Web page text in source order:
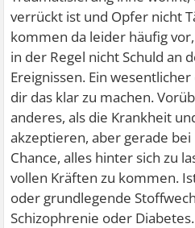
verrückt ist und Opfer nicht
kommen da leider häufig
in der Regel nicht Schuld an
Ereignissen. Ein
dir das klar zu machen.
anderes, als die Krankheit
akzeptieren, aber gerade bei
Chance, alles hinter sich zu
vollen Kräften zu kommen.
oder grundlegende
Schizophrenie oder Diabetes.